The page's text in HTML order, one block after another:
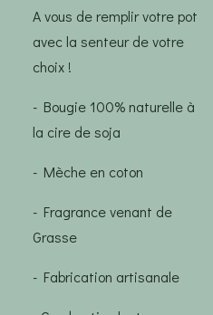
A vous de remplir votre pot
avec la senteur de votre
choix !
- Bougie 100% naturelle à
la cire de soja
- Mèche en coton
- Fragrance venant de
Grasse
- Fabrication artisanale